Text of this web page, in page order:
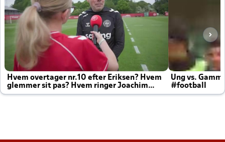
Hvem overtager nr.10 efter Eriksen? Hvem
glemmer sit pas? Hvem ringer Joachim
altid til efter kampe?
Ung vs.
#football